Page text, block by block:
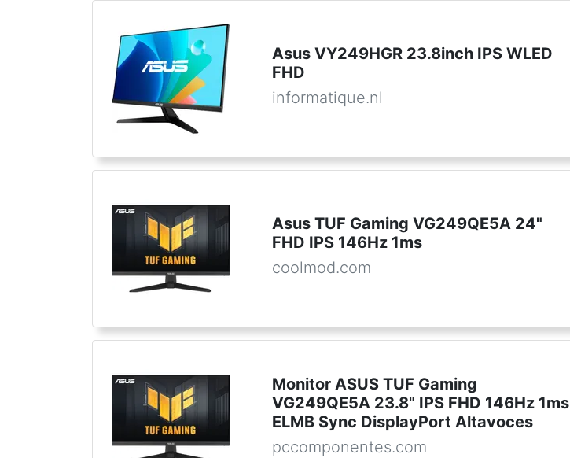
Asus VY249HGR 23.8inch IPS WLED
FHD
informatique.nl
Asus TUF Gaming VG249QE5A 24"
FHD IPS 146Hz 1ms
coolmod.com
Monitor ASUS TUF Gaming
VG249QE5A 23.8" IPS FHD 146Hz 1ms
ELMB Sync DisplayPort Altavoces
pccomponentes.com